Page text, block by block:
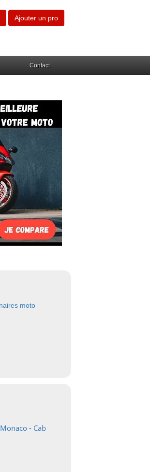
Ajouter un pro
Contact
moto
- Cab